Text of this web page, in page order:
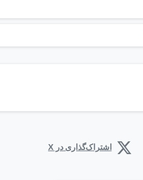
اشتراک‌گذاری در X